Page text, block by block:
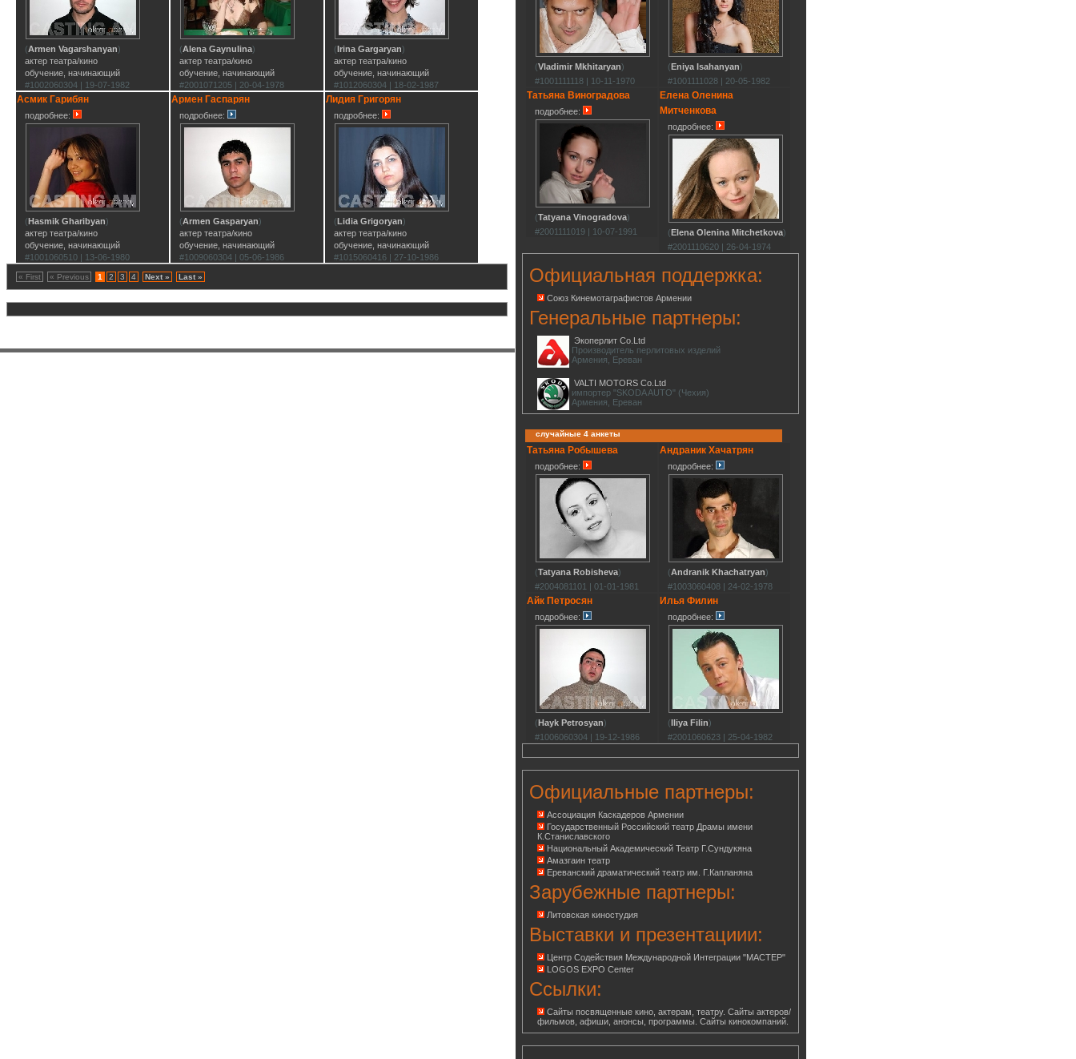
(Armen Vagarshanyan)
актер театра/кино
обучение, начинающий
#1002060304 | 19-07-1982
(Alena Gaynulina)
актер театра/кино
обучение, начинающий
#2001071205 | 20-04-1978
(Irina Gargaryan)
актер театра/кино
обучение, начинающий
#1012060304 | 18-02-1987
Асмик Гарибян
подробнее:
(Hasmik Gharibyan)
актер театра/кино
обучение, начинающий
#1001060510 | 13-06-1980
Армен Гаспарян
подробнее:
(Armen Gasparyan)
актер театра/кино
обучение, начинающий
#1009060304 | 05-06-1986
Лидия Григорян
подробнее:
(Lidia Grigoryan)
актер театра/кино
обучение, начинающий
#1015060416 | 27-10-1986
« First « Previous 1 2 3 4 Next » Last »
(Vladimir Mkhitaryan)
#1001111118 | 10-11-1970
(Eniya Isahanyan)
#1001111028 | 20-05-1982
Татьяна Виноградова
подробнее:
(Tatyana Vinogradova)
#2001111019 | 10-07-1991
Елена Оленина
Митченкова
подробнее:
(Elena Olenina Mitchetkova)
#2001110620 | 26-04-1974
Официальная поддержка:
Союз Кинемотаграфистов Армении
Генеральные партнеры:
Экоперлит Co.Ltd
Производитель перлитовых изделий
Армения, Ереван
VALTI MOTORS Co.Ltd
импортер "SKODA AUTO" (Чехия)
Армения, Ереван
случайные 4 анкеты
Татьяна Робышева
подробнее:
(Tatyana Robisheva)
#2004081101 | 01-01-1981
Андраник Хачатрян
подробнее:
(Andranik Khachatryan)
#1003060408 | 24-02-1978
Айк Петросян
подробнее:
(Hayk Petrosyan)
#1006060304 | 19-12-1986
Илья Филин
подробнее:
(Iliya Filin)
#2001060623 | 25-04-1982
Официальные партнеры:
Ассоциация Каскадеров Армении
Государственный Российский театр Драмы имени
К.Станиславского
Национальный Академический Театр Г.Сундукяна
Амазгаин театр
Ереванский драматический театр им. Г.Капланяна
Зарубежные партнеры:
Литовская киностудия
Выставки и презентациии:
Центр Содействия Международной Интеграции "МАСТЕР"
LOGOS EXPO Center
Ссылки:
Сайты посвященные кино, актерам, театру. Сайты актеров/
фильмов, афиши, анонсы, программы. Сайты кинокомпаний.